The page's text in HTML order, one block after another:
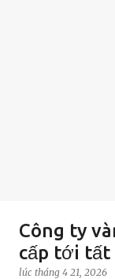
Công ty
cấp tới tất
lúc tháng 4 21, 2026